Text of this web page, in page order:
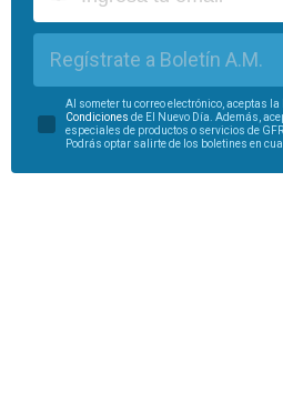
Regístrate a Boletín A.M.
Al someter tu correo electrónico, aceptas la
Condiciones de El Nuevo Día. Además,
especiales de productos o servicios de
Podrás optar salirte de los boletines en